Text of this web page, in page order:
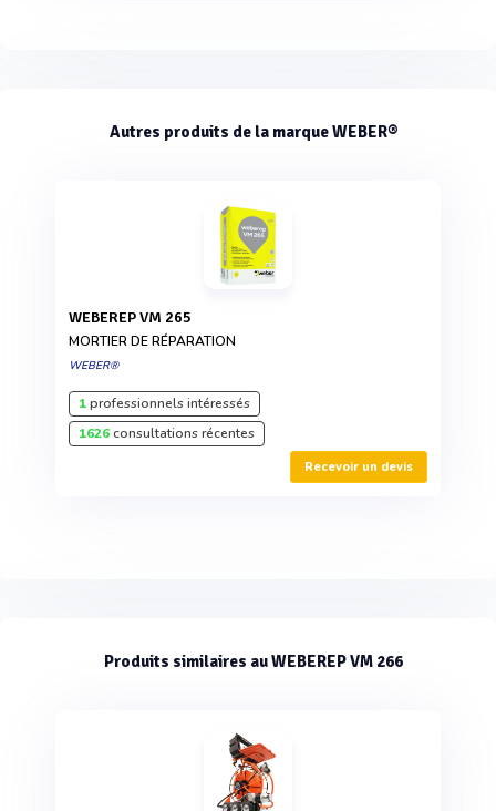
Autres produits de la marque WEBER®
WEBEREP VM 265
MORTIER DE RÉPARATION
WEBER®
1professionnels intéressés
1626consultations récentes
Recevoir un devis
Produits similaires au WEBEREP VM 266